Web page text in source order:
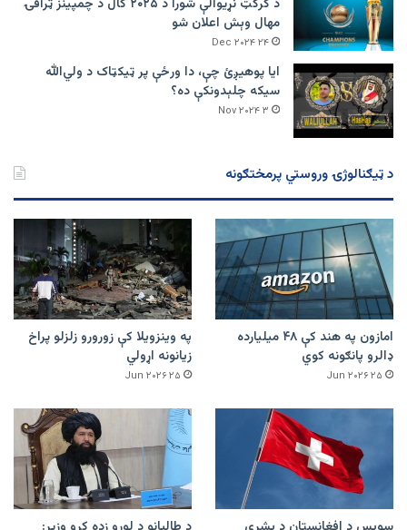
د کرکټ نړیوالې شورا د ۲۰۲۵ کال د چمپینز ټرافۍ
مهال وېش اعلان شو
۲۴ Dec ۲۰۲۴
ایا پوهیږئ چې، دا ورځې پر ټيکټاک د ولي‌الله
سیکه چلېدونکې ده؟
۳ Nov ۲۰۲۴
د ټیګنالوژۍ وروستي پرمختګونه
امازون په هند کې ۴۸ میلیارده
ډالرو پانګونه کوي
۲۵ Jun ۲۰۲۶
په وینزویلا کې زورورو زلزلو پراخ
زیانونه اړولي
۲۵ Jun ۲۰۲۶